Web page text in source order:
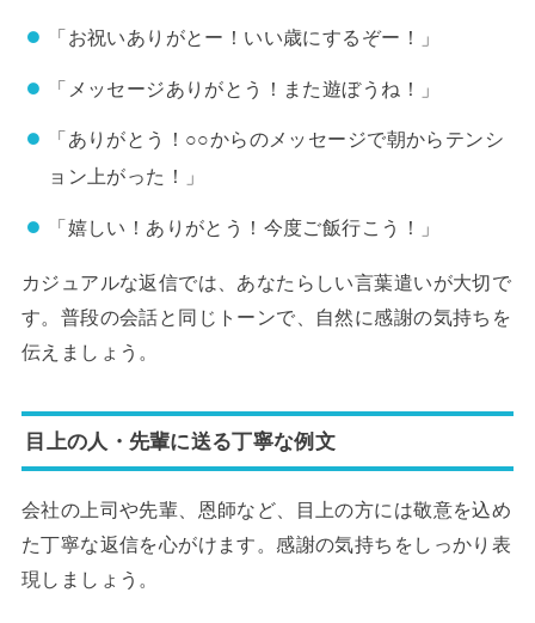
「お祝いありがとー！いい歳にするぞー！」
「メッセージありがとう！また遊ぼうね！」
「ありがとう！○○からのメッセージで朝からテンシ
ョン上がった！」
「嬉しい！ありがとう！今度ご飯行こう！」
カジュアルな返信では、あなたらしい言葉遣いが大切で
す。普段の会話と同じトーンで、自然に感謝の気持ちを
伝えましょう。
目上の人・先輩に送る丁寧な例文
会社の上司や先輩、恩師など、目上の方には敬意を込め
た丁寧な返信を心がけます。感謝の気持ちをしっかり表
現しましょう。